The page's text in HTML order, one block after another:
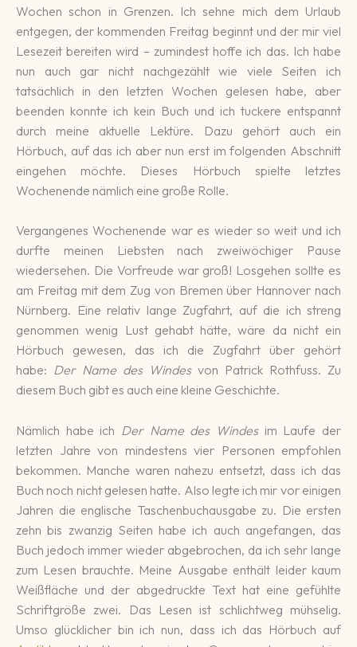
Wochen schon in Grenzen. Ich sehne mich dem Urlaub
entgegen, der kommenden Freitag beginnt und der mir viel
Lesezeit bereiten wird – zumindest hoffe ich das. Ich habe
nun auch gar nicht nachgezählt wie viele Seiten ich
tatsächlich in den letzten Wochen gelesen habe, aber
beenden konnte ich kein Buch und ich tuckere entspannt
durch meine aktuelle Lektüre. Dazu gehört auch ein
Hörbuch, auf das ich aber nun erst im folgenden Abschnitt
eingehen möchte. Dieses Hörbuch spielte letztes
Wochenende nämlich eine große Rolle.
Vergangenes Wochenende war es wieder so weit und ich
durfte meinen Liebsten nach zweiwöchiger Pause
wiedersehen. Die Vorfreude war groß! Losgehen sollte es
am Freitag mit dem Zug von Bremen über Hannover nach
Nürnberg. Eine relativ lange Zugfahrt, auf die ich streng
genommen wenig Lust gehabt hätte, wäre da nicht ein
Hörbuch gewesen, das ich die Zugfahrt über gehört
habe: Der Name des Windesvon Patrick Rothfuss. Zu
diesem Buch gibt es auch eine kleine Geschichte.
Nämlich habe ich Der Name des Windesim Laufe der
letzten Jahre von mindestens vier Personen empfohlen
bekommen. Manche waren nahezu entsetzt, dass ich das
Buch noch nicht gelesen hatte. Also legte ich mir vor einigen
Jahren die englische Taschenbuchausgabe zu. Die ersten
zehn bis zwanzig Seiten habe ich auch angefangen, das
Buch jedoch immer wieder abgebrochen, da ich sehr lange
zum Lesen brauchte. Meine Ausgabe enthält leider kaum
Weißfläche und der abgedruckte Text hat eine gefühlte
Schriftgröße zwei. Das Lesen ist schlichtweg mühselig.
Umso glücklicher bin ich nun, dass ich das Hörbuch auf